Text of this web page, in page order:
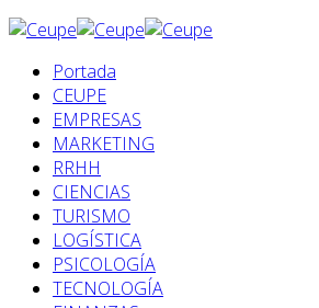
Portada
CEUPE
EMPRESAS
MARKETING
RRHH
CIENCIAS
TURISMO
LOGÍSTICA
PSICOLOGÍA
TECNOLOGÍA